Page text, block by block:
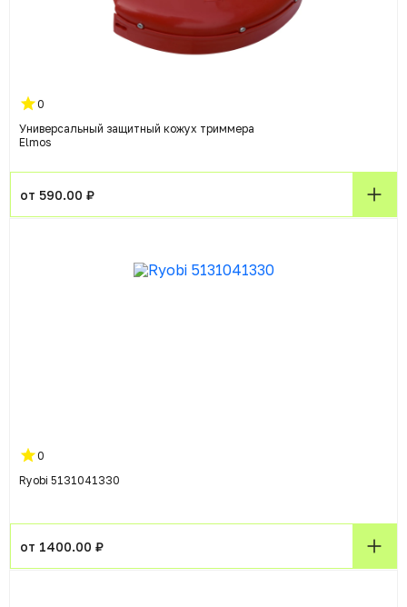
0
Универсальный защитный кожух триммера
Elmos
от 590.00 ₽
0
Ryobi 5131041330
от 1400.00 ₽